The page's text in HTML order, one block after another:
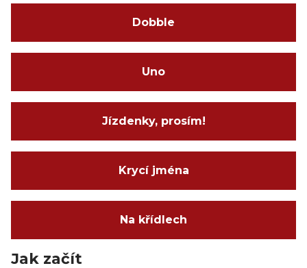
Dobble
Uno
Jízdenky, prosím!
Krycí jména
Na křídlech
Jak začít